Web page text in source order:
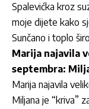
Spalevićka kroz
moje dijete kako
Sunčano i toplo
Marija najavila
septembra:
Marija najavila
Miljana je “kriva”